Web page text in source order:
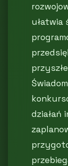
ułatwia
działań